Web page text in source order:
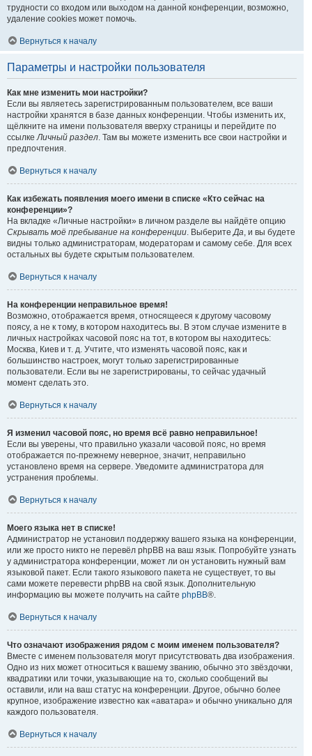
трудности со входом или выходом на данной конференции, возможно,
удаление cookies может помочь.
Вернуться к началу
Параметры и настройки пользователя
Как мне изменить мои настройки?
Если вы являетесь зарегистрированным пользователем, все ваши
настройки хранятся в базе данных конференции. Чтобы изменить их,
щёлкните на имени пользователя вверху страницы и перейдите по
ссылкеЛичный раздел. Там вы можете изменить все свои настройки и
предпочтения.
Вернуться к началу
Как избежать появления моего имени в списке «Кто сейчас на
конференции»?
На вкладке «Личные настройки» в личном разделе вы найдёте опцию
Скрывать моё пребывание на конференции. ВыберитеДа, и вы будете
видны только администраторам, модераторам и самому себе. Для всех
остальных вы будете скрытым пользователем.
Вернуться к началу
На конференции неправильное время!
Возможно, отображается время, относящееся к другому часовому
поясу, а не к тому, в котором находитесь вы. В этом случае измените в
личных настройках часовой пояс на тот, в котором вы находитесь:
Москва, Киев и т. д. Учтите, что изменять часовой пояс, как и
большинство настроек, могут только зарегистрированные
пользователи. Если вы не зарегистрированы, то сейчас удачный
момент сделать это.
Вернуться к началу
Я изменил часовой пояс, но время всё равно неправильное!
Если вы уверены, что правильно указали часовой пояс, но время
отображается по-прежнему неверное, значит, неправильно
установлено время на сервере. Уведомите администратора для
устранения проблемы.
Вернуться к началу
Моего языка нет в списке!
Администратор не установил поддержку вашего языка на конференции,
или же просто никто не перевёл phpBB на ваш язык. Попробуйте узнать
у администратора конференции, может ли он установить нужный вам
языковой пакет. Если такого языкового пакета не существует, то вы
сами можете перевести phpBB на свой язык. Дополнительную
информацию вы можете получить на сайте phpBB®.
Вернуться к началу
Что означают изображения рядом с моим именем пользователя?
Вместе с именем пользователя могут присутствовать два изображения.
Одно из них может относиться к вашему званию, обычно это звёздочки,
квадратики или точки, указывающие на то, сколько сообщений вы
оставили, или на ваш статус на конференции. Другое, обычно более
крупное, изображение известно как «аватара» и обычно уникально для
каждого пользователя.
Вернуться к началу